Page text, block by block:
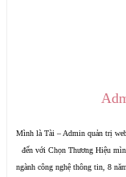
Mình là Tài – Admin quản trị
đến với Chọn Thương Hiệu
ngành công nghệ thông tin, 8